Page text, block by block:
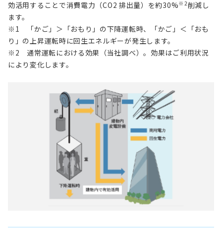
効活用することで消費電力（CO2 排出量）を約30%※2削減し
ます。
※1 「かご」＞「おもり」の下降運転時、「かご」＜「おも
り」の上昇運転時に回生エネルギーが発生します。
※2 通常運転における効果（当社調べ）。効果はご利用状況
により変化します。